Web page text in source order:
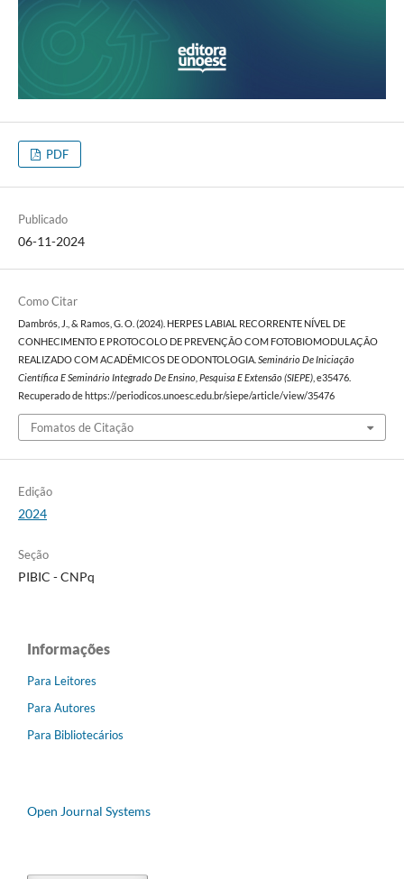
PDF
Publicado
06-11-2024
Como Citar
Dambrós, J., & Ramos, G. O. (2024). HERPES LABIAL RECORRENTE NÍVEL DE
CONHECIMENTO E PROTOCOLO DE PREVENÇÃO COM FOTOBIOMODULAÇÃO
REALIZADO COM ACADÊMICOS DE ODONTOLOGIA. Seminário De Iniciação
Científica E Seminário Integrado De Ensino, Pesquisa E Extensão (SIEPE), e35476.
Recuperado de https://periodicos.unoesc.edu.br/siepe/article/view/35476
Fomatos de Citação
Edição
2024
Seção
PIBIC - CNPq
Informações
Para Leitores
Para Autores
Para Bibliotecários
Open Journal Systems